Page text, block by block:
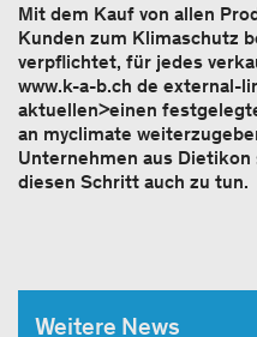
Mit dem Kauf von allen
Kunden zum Klimaschutz
verpflichtet, für jedes
www.k-a-b.ch de external-
aktuellen>einen
an myclimate
Unternehmen aus
diesen Schritt auch zu tun.
Weitere News